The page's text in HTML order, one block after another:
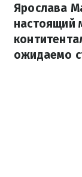
Ярослава
настоящий
ожидаемо